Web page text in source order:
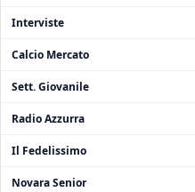
Interviste
Calcio Mercato
Sett. Giovanile
Radio Azzurra
Il Fedelissimo
Novara Senior